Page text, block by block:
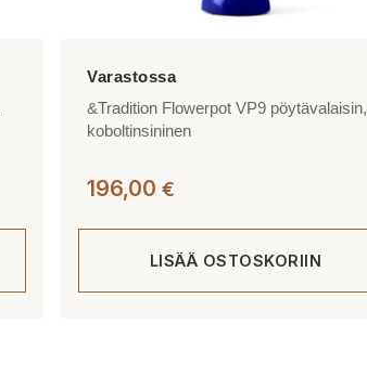
&Tradition Flowerpot VP9 pöytävalaisin,
koboltinsininen
196,00 €
LISÄÄ OSTOSKORIIN